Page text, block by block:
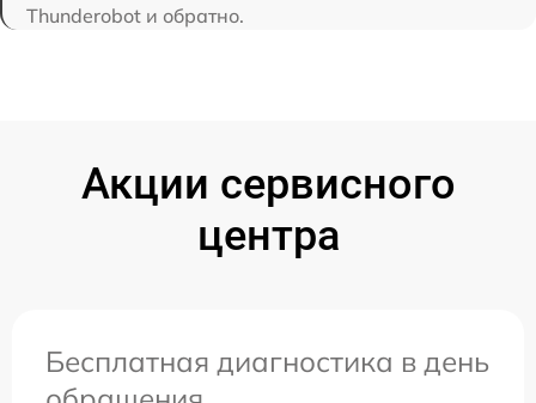
Thunderobot и обратно.
Акции сервисного
центра
Бесплатная диагностика в день